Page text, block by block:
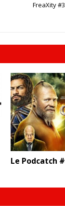
FreaXity
Le Podcatch